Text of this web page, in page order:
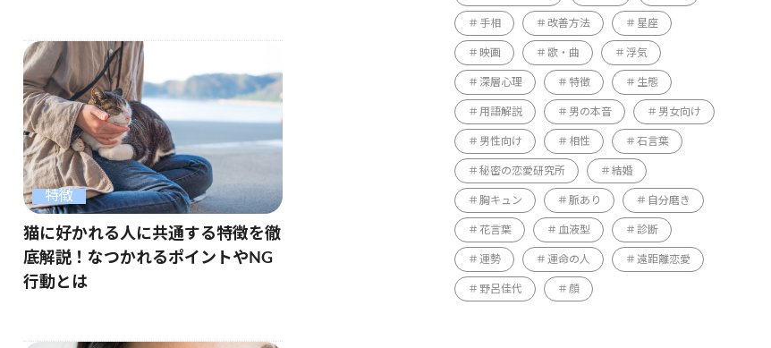
特徴
猫に好かれる人に共通する特徴を徹
底解説！なつかれるポイントやNG
行動とは
手相 改善方法 星座
映画 歌・曲 浮気
深層心理 特徴 生態
用語解説 男の本音 男女向け
男性向け 相性 石言葉
秘密の恋愛研究所 結婚
胸キュン 脈あり 自分磨き
花言葉 血液型 診断
運勢 運命の人 遠距離恋愛
野呂佳代 顔